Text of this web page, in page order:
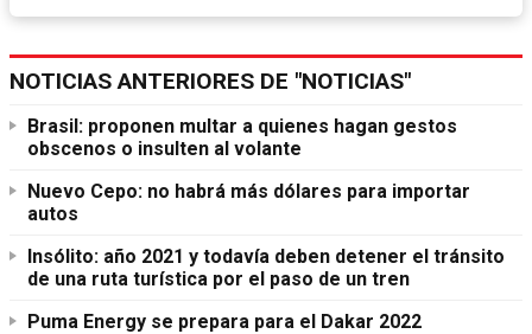
NOTICIAS ANTERIORES DE "NOTICIAS"
Brasil: proponen multar a quienes hagan gestos
obscenos o insulten al volante
Nuevo Cepo: no habrá más dólares para importar
autos
Insólito: año 2021 y todavía deben detener el tránsito
de una ruta turística por el paso de un tren
Puma Energy se prepara para el Dakar 2022